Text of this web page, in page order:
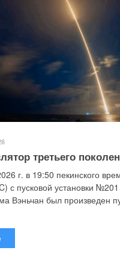
третьего
г. в 19:50 пекинского
с пусковой установки №201
Вэньчан был произведен